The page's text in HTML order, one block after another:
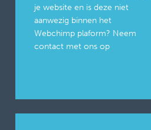
je website en is deze niet
aanwezig binnen het
Webchimp plaform? Neem
contact met ons op